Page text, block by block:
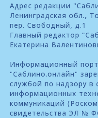
Адрес редакции
Ленинградская обл.,
пер. Свободный, д.1
Главный редактор
Екатерина
Информационный
"Саблино.онлайн"
службой по надзору в
информационных
коммуникаций
свидетельства ЭЛ №